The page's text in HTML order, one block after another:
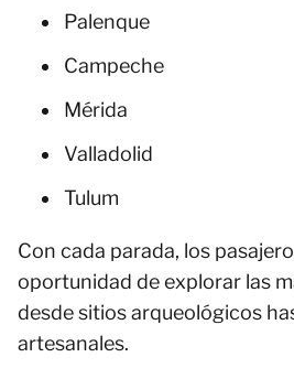
Palenque
Campeche
Mérida
Valladolid
Tulum
Con cada parada, los
oportunidad de explorar las
desde sitios arqueológicos
artesanales.